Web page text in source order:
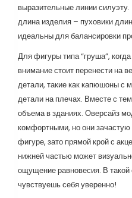
выразительные линии
длина изделия – пуховики
идеальны для балансировки
Для фигуры типа “груша”,
внимание стоит перенести на
детали, такие как капюшоны с
детали на плечах. Вместе с
объема в зданиях. Оверсайз
комфортными, но они
фигуре, зато прямой крой с
нижней частью может
ощущение равновесия. В
чувствуешь себя уверенно!